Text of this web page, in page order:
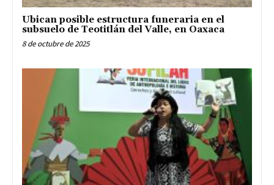
Ubican posible estructura funeraria en el
subsuelo de Teotitlán del Valle, en Oaxaca
8 de octubre de 2025